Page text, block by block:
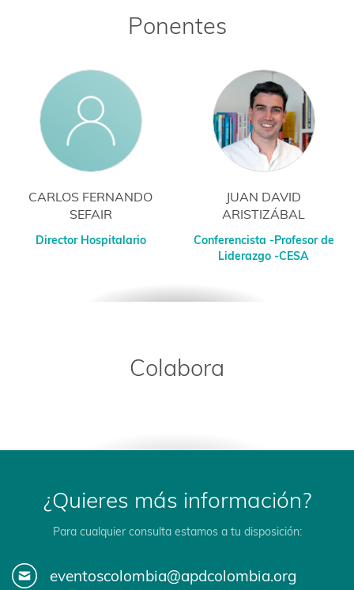
Ponentes
CARLOS FERNANDO
SEFAIR
Director Hospitalario
JUAN DAVID
ARISTIZÁBAL
Conferencista -Profesor de
Liderazgo -CESA
Colabora
¿Quieres más información?
Para cualquier consulta estamos a tu disposición:
eventoscolombia@apdcolombia.org